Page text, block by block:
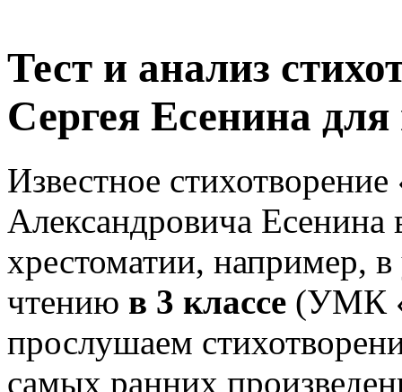
Тест и анализ
Сергея Есенина
Известное
Александровича
хрестоматии, например,
чтению в 3 классе (УМК
прослушаем
самых ранних